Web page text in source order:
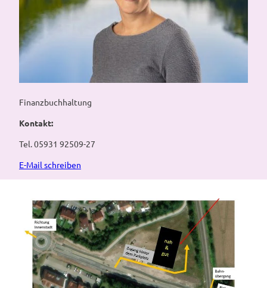
Finanzbuchhaltung
Kontakt:
Tel. 05931 92509-27
E-Mail schreiben